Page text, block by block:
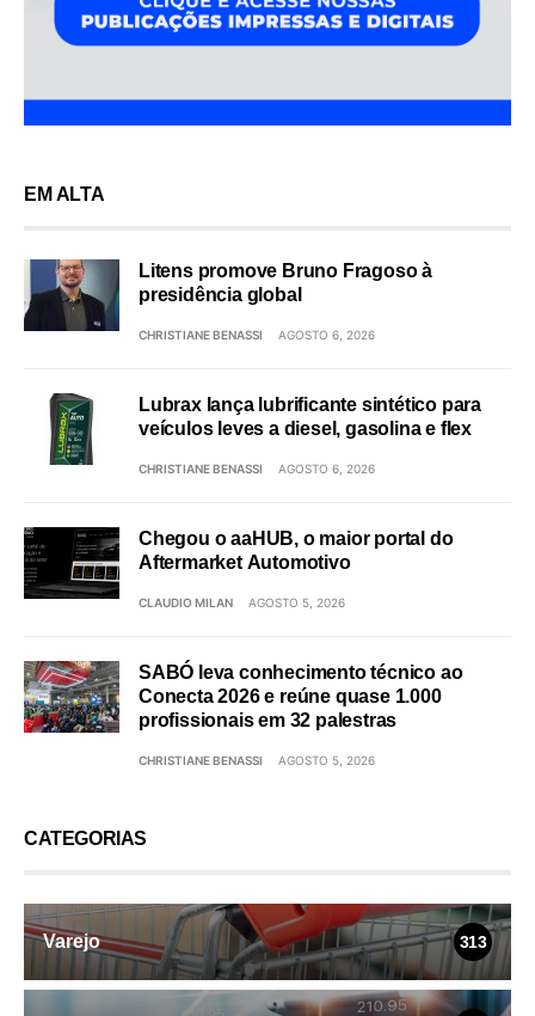
EM ALTA
Litens promove Bruno Fragoso à
presidência global
CHRISTIANE BENASSI AGOSTO 6, 2026
Lubrax lança lubrificante sintético para
veículos leves a diesel, gasolina e flex
CHRISTIANE BENASSI AGOSTO 6, 2026
Chegou o aaHUB, o maior portal do
Aftermarket Automotivo
CLAUDIO MILAN AGOSTO 5, 2026
SABÓ leva conhecimento técnico ao
Conecta 2026 e reúne quase 1.000
profissionais em 32 palestras
CHRISTIANE BENASSI AGOSTO 5, 2026
CATEGORIAS
Varejo 313